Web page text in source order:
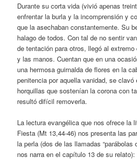
Durante su corta vida (vivió apenas
enfrentar la burla y la incomprensión y
que la asechaban constantemente. Su
halago de todos. Con tal de no sentir
de tentación para otros, llegó al
y las manos. Cuentan que en una
una hermosa guirnalda de flores en la
penitencia por aquella vanidad, se clavó
horquillas que sostenían la corona con
resultó difícil removerla.
La lectura evangélica que nos ofrece la
Fiesta (Mt 13,44-46) nos presenta las
la perla (dos de las llamadas “parábolas
nos narra en el capítulo 13 de su relato):